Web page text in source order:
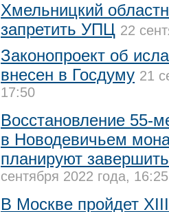
Хмельницкий
запретить УПЦ 22
Законопроект об
внесен в Госдуму 21
17:50
Восстановление 55-
в Новодевичьем
планируют
сентября 2022 года, 16:25
В Москве пройдет